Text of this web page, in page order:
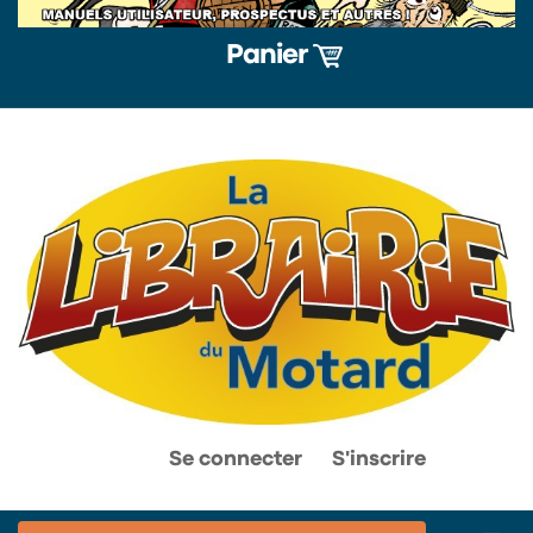
Panier
Se connecter S'inscrire